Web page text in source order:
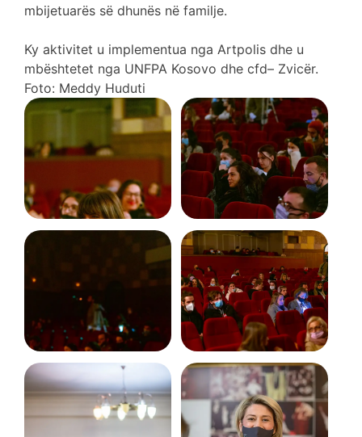
mbijetuarës së dhunës në familje.
Ky aktivitet u implementua nga Artpolis dhe u
mbështetet nga UNFPA Kosovo dhe cfd– Zvicër.
Foto: Meddy Huduti